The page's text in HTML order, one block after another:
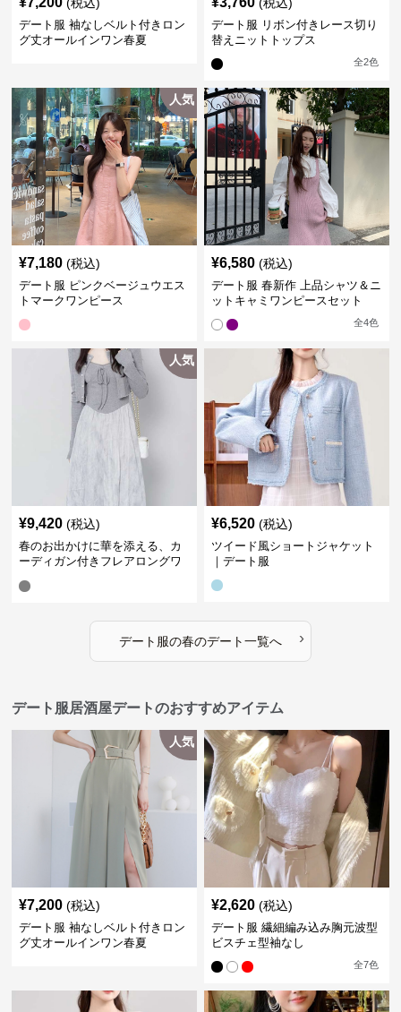
デート服 袖なしベルト付きロン
グ丈オールインワン春夏
デート服 リボン付きレース切り
替えニットトップス
全2色
人気
¥7,180 (税込)
デート服 ピンクベージュウエス
トマークワンピース
¥6,580 (税込)
デート服 春新作 上品シャツ＆ニ
ットキャミワンピースセット
全4色
人気
¥9,420 (税込)
春のお出かけに華を添える、カ
ーディガン付きフレアロングワ
¥6,520 (税込)
ツイード風ショートジャケット
｜デート服
デート服の春のデート一覧へ ›
デート服居酒屋デートのおすすめアイテム
人気
¥7,200 (税込)
デート服 袖なしベルト付きロン
グ丈オールインワン春夏
¥2,620 (税込)
デート服 繊細編み込み胸元波型
ビスチェ型袖なし
全7色